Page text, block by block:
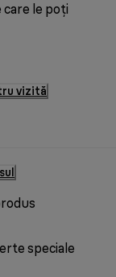
le poți
vizită
speciale